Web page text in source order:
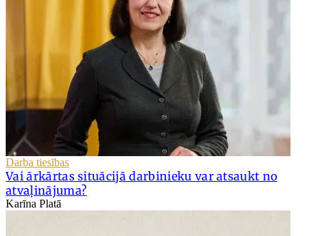
Darba tiesības
Vai ārkārtas situācijā darbinieku var atsaukt no
atvaļinājuma?
Karīna Platā